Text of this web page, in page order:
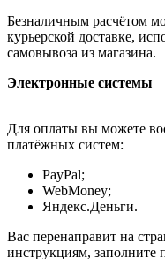
Безналичным расчётом
курьерской доставке,
самовывоза из магазина.
Электронные системы
Для оплаты вы можете
платёжных систем:
PayPal;
WebMoney;
Яндекс.Деньги.
Вас перенаправит на
инструкциям, заполните